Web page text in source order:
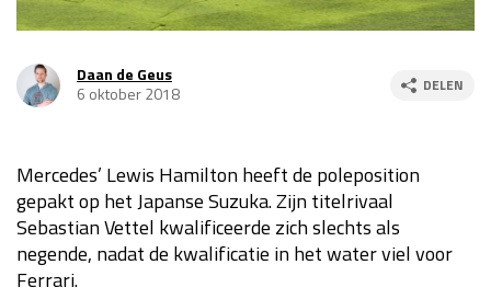
Kwalificatie
za 23:00 - 00:00
GP MEXICO 2026 30 okt - 01 nov
GP SÃO PAULO 2026
Kwalificatie
za 19:00 - 20:00
Race
zo 18:00 - 20:00
Daan de Geus
6 oktober 2018
DELEN
Mercedes’ Lewis Hamilton heeft de poleposition
gepakt op het Japanse Suzuka. Zijn titelrivaal
Sebastian Vettel kwalificeerde zich slechts als
negende, nadat de kwalificatie in het water viel voor
Ferrari.